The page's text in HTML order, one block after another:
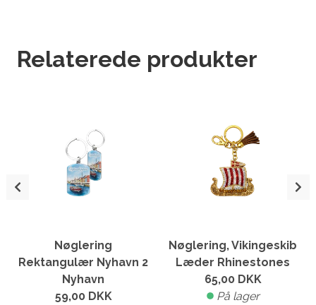
Relaterede produkter
Nøglering
Rektangulær Nyhavn 2
Nyhavn
59,00 DKK
Nøglering, Vikingeskib
Læder Rhinestones
65,00 DKK
På lager